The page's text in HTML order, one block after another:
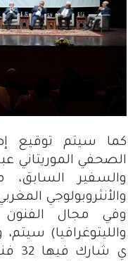
كما سيتم توقيع
الصحفي الموريتاني
والسفير السابق،
والأنثروبولوجي
وفي مجال الفنون
والليتوغرافيا)
ي